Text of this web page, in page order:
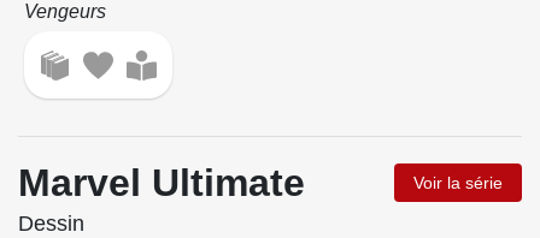
Vengeurs
Marvel Ultimate Voir la série
Dessin